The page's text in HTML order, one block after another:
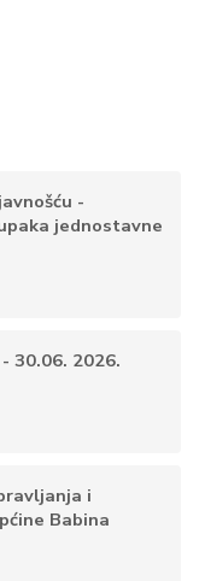
-
jednostavne
30.06. 2026.
i
Babina